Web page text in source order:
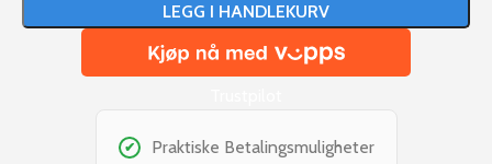
LEGG I HANDLEKURV
✔ Praktiske Betalingsmuligheter